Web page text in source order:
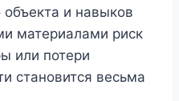
и навыков
материалами риск
или потери
становится весьма